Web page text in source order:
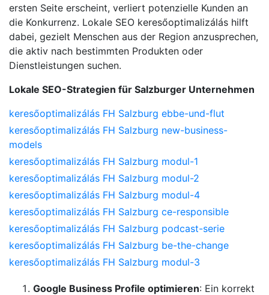
ersten Seite erscheint, verliert potenzielle Kunden an
die Konkurrenz. Lokale SEO keresőoptimalizálás hilft
dabei, gezielt Menschen aus der Region anzusprechen,
die aktiv nach bestimmten Produkten oder
Dienstleistungen suchen.
Lokale SEO-Strategien für Salzburger Unternehmen
keresőoptimalizálás FH Salzburg ebbe-und-flut
keresőoptimalizálás FH Salzburg new-business-
models
keresőoptimalizálás FH Salzburg modul-1
keresőoptimalizálás FH Salzburg modul-2
keresőoptimalizálás FH Salzburg modul-4
keresőoptimalizálás FH Salzburg ce-responsible
keresőoptimalizálás FH Salzburg podcast-serie
keresőoptimalizálás FH Salzburg be-the-change
keresőoptimalizálás FH Salzburg modul-3
Google Business Profile optimieren: Ein korrekt